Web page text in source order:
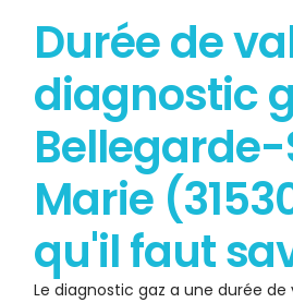
Durée de
diagnostic
Marie
qu'il faut
Le diagnostic gaz a une durée de